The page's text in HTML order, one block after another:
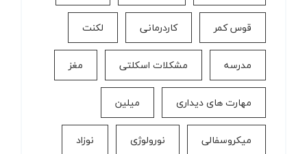
قوس کمر كاردرمانی لکنت
مدرسه مشکلات اسکلتی مغز
مهارت های دیداری میلین
میکروسفالی نورولوژی نوزاد